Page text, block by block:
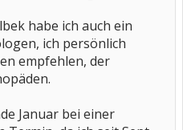
habe ich auch ein
ich persönlich
empfehlen, der
Januar bei einer